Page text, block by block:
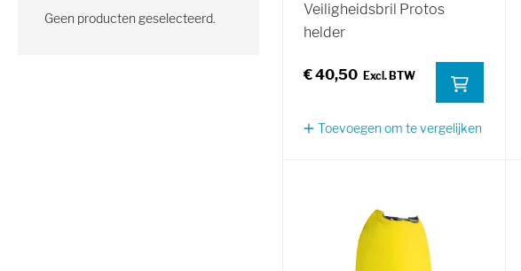
Veiligheidsbril Protos
helder
€ 40,50
Toevoegen om te vergelijken
Geen producten geselecteerd.